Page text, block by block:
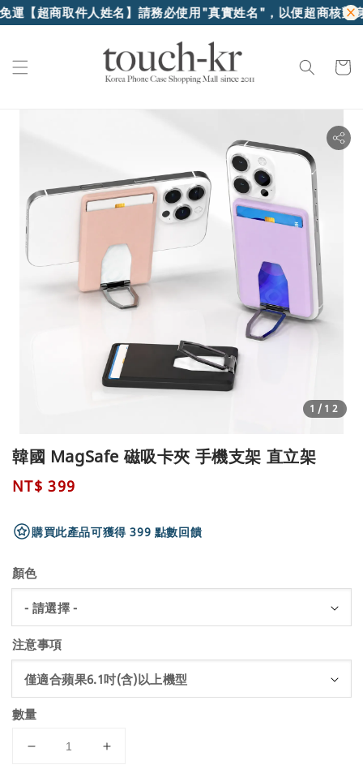
商取件人姓名】請務必使用"真實姓名"，以便超商核對身份證件
1 /12
韓國 MagSafe 磁吸卡夾 手機支架 直立架
Regular
NT$ 399
購買此產品可獲得 399 點數回饋
顏色
注意事項
數量